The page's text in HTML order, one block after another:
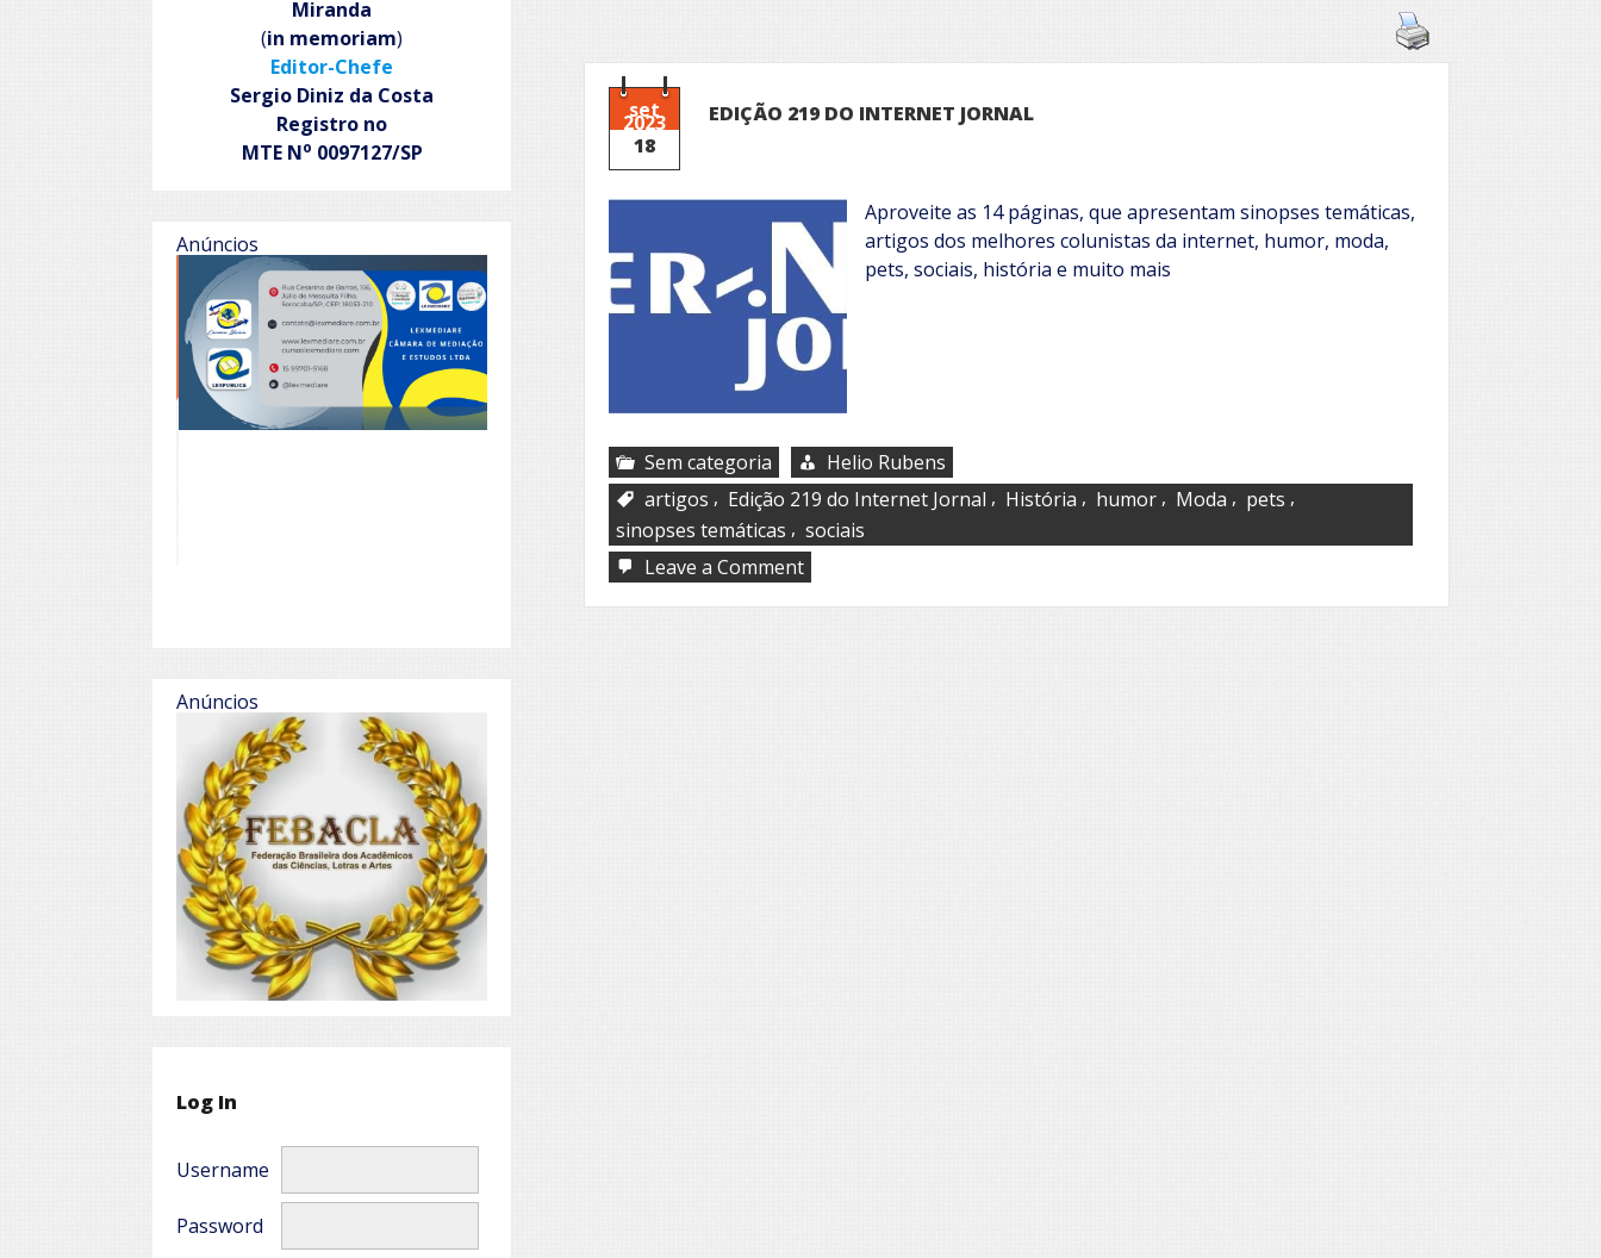
set
2023
18
EDIÇÃO 219 DO INTERNET JORNAL
Aproveite as 14 páginas, que apresentam sinopses temáticas,
artigos dos melhores colunistas da internet, humor, moda,
pets, sociais, história e muito mais
Sem categoria
Helio Rubens
artigos , Edição 219 do Internet Jornal , História , humor , Moda , pets ,
sinopses temáticas , sociais
Leave a Commenton
EDIÇÃO
219
Miranda
(in memoriam)
Editor-Chefe
Sergio Diniz da Costa
Registro no
MTE No 0097127/SP
Anúncios
Anúncios
Log In
Username
Password